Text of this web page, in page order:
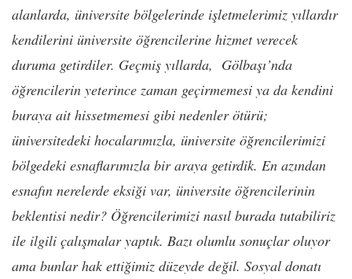
alanlarda, üniversite bölgelerinde işletmelerimiz yıllardır
kendilerini üniversite öğrencilerine hizmet verecek
duruma getirdiler. Geçmiş yıllarda, Gölbaşı’nda
öğrencilerin yeterince zaman geçirmemesi ya da kendini
buraya ait hissetmemesi gibi nedenler ötürü;
üniversitedeki hocalarımızla, üniversite öğrencilerimizi
bölgedeki esnaflarımızla bir araya getirdik. En azından
esnafın nerelerde eksiği var, üniversite öğrencilerinin
beklentisi nedir? Öğrencilerimizi nasıl burada tutabiliriz
ile ilgili çalışmalar yaptık. Bazı olumlu sonuçlar oluyor
ama bunlar hak ettiğimiz düzeyde değil. Sosyal donatı